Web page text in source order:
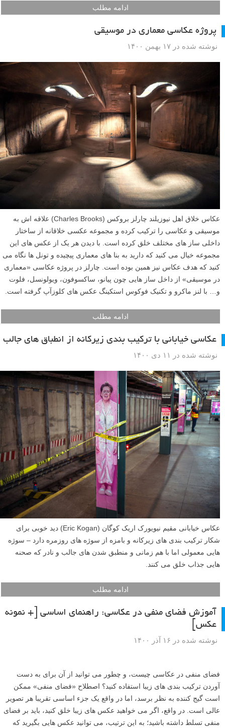
ادامه مطلب
پروژه عکاسی معماری در موسیقی
نوشته شده در ۱۷ بهمن ۱۴۰۰
عکاس خلاق اهل نیوزیلند چارلز بروکس (Charles Brooks) علاقه اش به
موسیقی و عکاسی را ترکیب کرده و مجموعه عکسی خلاقانه از ساختار
داخلی ساز های مختلف خلق کرده است. با دیدن هر یک از عکس های این
مجموعه خیال می کنید که دارید به بنا های معماری پیچیده و تونل ها نگاه می
کنید که هدف عکاس نیز همین بوده است. چارلز در پروژه عکاسی «معماری
در موسیقی» از داخل ساز هایی چون پیانو، ساکسوفون، ویولونسل، فلوت
و… با لنز ماکرو و تکنیک فوکوس استکینگ عکس های کلوزآپ گرفته است.
ادامه مطلب
عکاسی خیابانی با ترکیب بندی زیرکانه از انطباق های جالب
نوشته شده در ۱۱ دی ۱۴۰۰
عکاس خیابانی مقیم نیویورک اریک کوگان (Eric Kogan) دید خوبی برای
شکار ترکیب بندی های زیرکانه و بامزه از سوژه های روزمره دارد – سوژه
هایی معمولی اما با هم زمانی و منطبق شدن های جالب و نادر که صحنه
هایی جذاب خلق می کنند.
ادامه مطلب
آموزش فضای منفی در عکاسی: راهنمای اساسی [+ نمونه
عکس]
نوشته شده در ۱۶ آذر ۱۴۰۰
فضای منفی در عکاسی چیست، و چطور می توانید از آن برای به دست
آوردن ترکیب بندی های زیبا استفاده کنید؟ اصطلاح «فضای منفی» ممکن
است گیج کننده به نظر برسد، اما در واقع یک جزء اساسی تقریبا هر تصویر
عالی است. در واقع، اگر می خواهید عکس های زیبا خلق کنید، باید بر فضای
منفی تسلط داشته باشید؛ به این ترتیب، می توانید عکس هایی بگیرید که